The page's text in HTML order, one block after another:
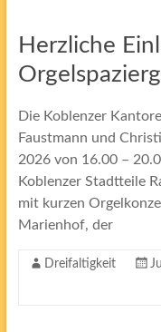
Herzliche
Die Koblenzer
Faustmann und
2026 von 16.00 –
Koblenzer Stadtteile
mit kurzen
Marienhof, der
Dreifaltigkeit